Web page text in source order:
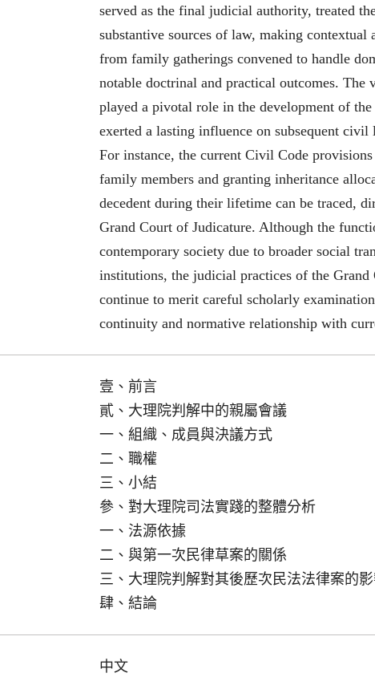
served as the final judicial authority, treated
substantive sources of law, making
from family gatherings convened to handle
notable doctrinal and practical outcomes.
played a pivotal role in the development of
exerted a lasting influence on subsequent
For instance, the current Civil Code
family members and granting inheritance
decedent during their lifetime can be traced,
Grand Court of Judicature. Although the
contemporary society due to broader social
institutions, the judicial practices of the
continue to merit careful scholarly
continuity and normative relationship with
壹、前言
貳、大理院判解中的親屬會議
一、組織、成員與決議方式
二、職權
三、小結
參、對大理院司法實踐的整體分析
一、法源依據
二、與第一次民律草案的關係
三、大理院判解對其後歷次民法法律案的
肆、結論
中文